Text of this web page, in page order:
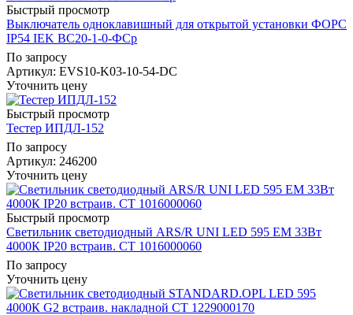
Быстрый просмотр
Выключатель одноклавишный для открытой установки ФОРС
IP54 IEK ВС20-1-0-ФСр
По запросу
Артикул: EVS10-K03-10-54-DC
Уточнить цену
Быстрый просмотр
Тестер ИПДЛ-152
По запросу
Артикул: 246200
Уточнить цену
Быстрый просмотр
Светильник светодиодный ARS/R UNI LED 595 EM 33Вт
4000К IP20 встраив. СТ 1016000060
По запросу
Уточнить цену